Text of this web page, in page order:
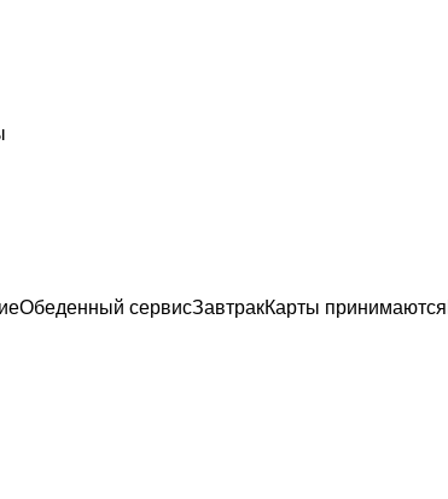
Обеденный сервисЗавтракКарты принимаются